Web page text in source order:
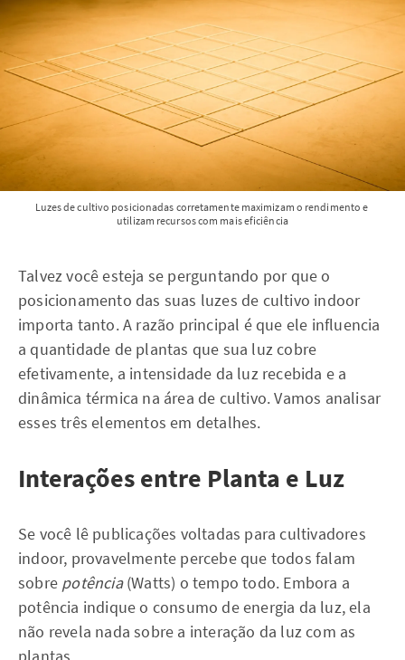
Luzes de cultivo posicionadas corretamente maximizam o rendimento e
utilizam recursos com mais eficiência
Talvez você esteja se perguntando por que o
posicionamento das suas luzes de cultivo indoor
importa tanto. A razão principal é que ele influencia
a quantidade de plantas que sua luz cobre
efetivamente, a intensidade da luz recebida e a
dinâmica térmica na área de cultivo. Vamos analisar
esses três elementos em detalhes.
Interações entre Planta e Luz
Se você lê publicações voltadas para cultivadores
indoor, provavelmente percebe que todos falam
sobre potência(Watts) o tempo todo. Embora a
potência indique o consumo de energia da luz, ela
não revela nada sobre a interação da luz com as